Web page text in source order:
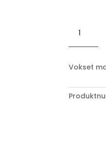
200m
antall
Vokset